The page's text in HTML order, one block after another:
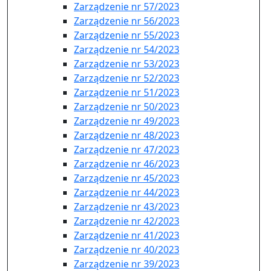
Zarządzenie nr 57/2023
Zarządzenie nr 56/2023
Zarządzenie nr 55/2023
Zarządzenie nr 54/2023
Zarządzenie nr 53/2023
Zarządzenie nr 52/2023
Zarządzenie nr 51/2023
Zarządzenie nr 50/2023
Zarządzenie nr 49/2023
Zarządzenie nr 48/2023
Zarządzenie nr 47/2023
Zarządzenie nr 46/2023
Zarządzenie nr 45/2023
Zarządzenie nr 44/2023
Zarządzenie nr 43/2023
Zarządzenie nr 42/2023
Zarządzenie nr 41/2023
Zarządzenie nr 40/2023
Zarządzenie nr 39/2023